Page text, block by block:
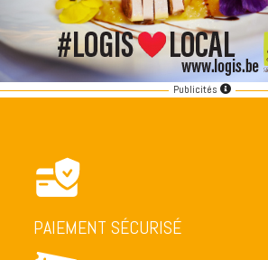
Publicités
PAIEMENT SÉCURISÉ